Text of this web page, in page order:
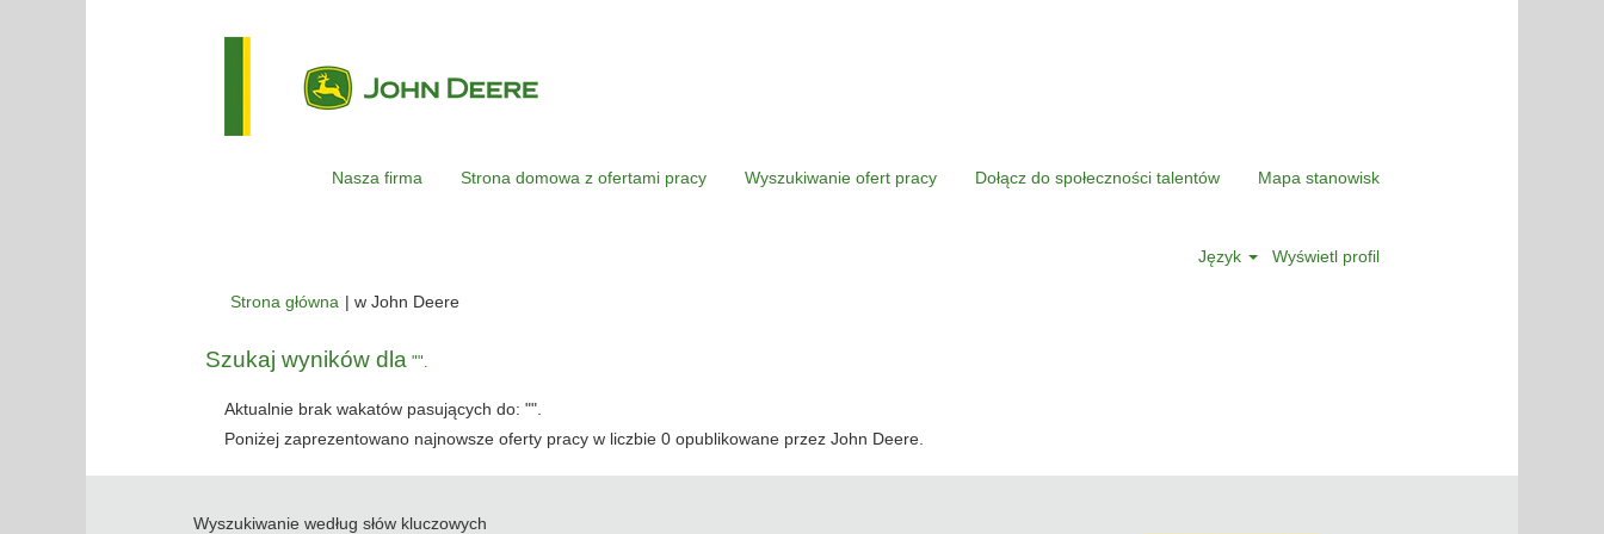
Nasza firma Strona domowa z ofertami pracy Wyszukiwanie ofert pracy Dołącz do społeczności talentów Mapa stanowisk
Język Wyświetl profil
Strona główna | w John Deere(bieżąca
Szukaj wyników dla "".
Aktualnie brak wakatów pasujących do: "".
Poniżej zaprezentowano najnowsze oferty pracy w liczbie 0 opublikowane przez John Deere.
Wyszukiwanie według słów kluczowych